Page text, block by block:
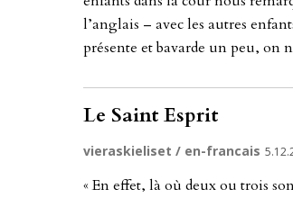
l’ang­lais – avec les aut­res
présen­te et ba­var­de un peu, on
Le Saint Esprit
vieraskieliset / en-francais
« En ef­fet, là où deux ou trois